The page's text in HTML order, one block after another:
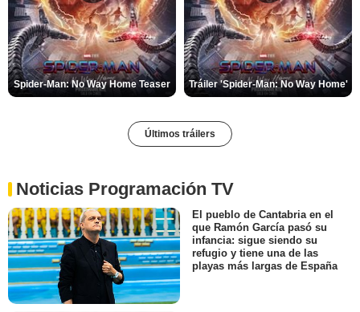
Spider-Man: No Way Home Teaser Tráiler 'Spider-Man: No Way Home'
Últimos tráilers
Noticias Programación TV
El pueblo de Cantabria en el
que Ramón García pasó su
infancia: sigue siendo su
refugio y tiene una de las
playas más largas de España